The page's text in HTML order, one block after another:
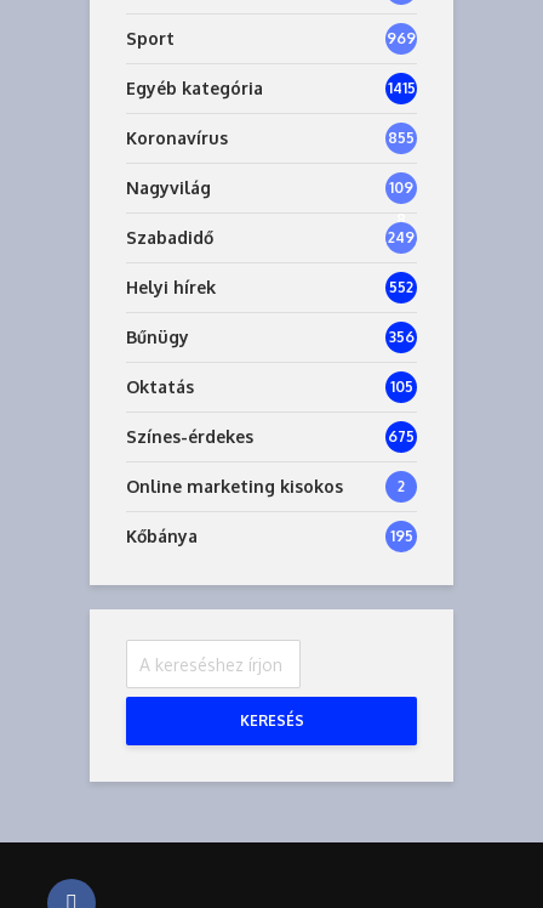
Sport 969
Egyéb kategória 1415
Koronavírus 855
Nagyvilág
109
8
Szabadidő 249
Helyi hírek 552
Bűnügy 356
Oktatás 105
Színes-érdekes 675
Online marketing kisokos 2
Kőbánya 195
KERESÉS